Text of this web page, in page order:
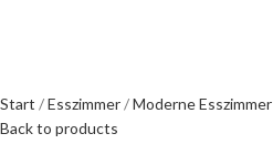
Start Esszimmer Moderne Esszimmer
Back to products